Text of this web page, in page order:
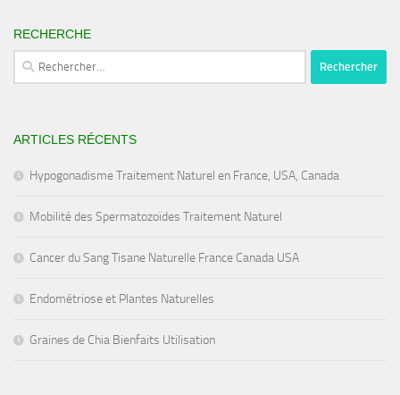
RECHERCHE
Rechercher :
ARTICLES RÉCENTS
Hypogonadisme Traitement Naturel en France, USA, Canada
Mobilité des Spermatozoïdes Traitement Naturel
Cancer du Sang Tisane Naturelle France Canada USA
Endométriose et Plantes Naturelles
Graines de Chia Bienfaits Utilisation